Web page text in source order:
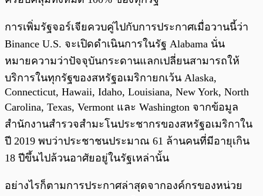
การเพิ่มรัฐจอร์เจียควบคู่ไปกับการประกาศเมื่อวานนี้ว่า
Binance U.S. จะเปิดดำเนินการในรัฐ Alabama นั่น
หมายความว่าปัจจุบันกระดานแลกเปลี่ยนสามารถให้
บริการในทุกรัฐของสหรัฐอเมริกายกเว้น Alaska,
Connecticut, Hawaii, Idaho, Louisiana, New York, North
Carolina, Texas, Vermont และ Washington จากข้อมูล
สำนักงานสำรวจสำมะโนประชากรของสหรัฐอเมริกาใน
ปี 2019 พบว่าประชาชนประมาณ 61 ล้านคนที่มีอายุเกิน
18 ปีขึ้นไปล้วนอาศัยอยู่ในรัฐเหล่านั้น
อย่างไรก็ตามการประกาศล่าสุดจากองค์กรของหน่วย